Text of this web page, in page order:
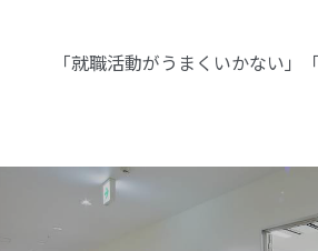
「就職活動がうまくいかない